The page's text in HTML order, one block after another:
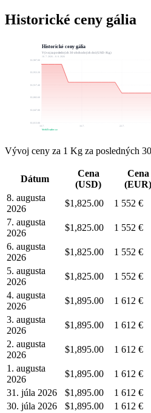
Historické ceny gália
Historické ceny gália
Vývoj za posledných 30 obchodných dní (USD / Kg)
10. 7. 2026 – 8. 8. 2026
$1,847.80
$1,882.60
$1,917.40
$1,952.20
$1,987.00
10.7. 16.7. 22.7.
WebTrader.cz
Vývoj ceny za 1 Kg za posledných
Dátum
Cena
(USD)
Cena
(EUR)
8. augusta
2026
$1,825.00 1 552 €
7. augusta
2026
$1,825.00 1 552 €
6. augusta
2026
$1,825.00 1 552 €
5. augusta
2026
$1,825.00 1 552 €
4. augusta
2026
$1,895.00 1 612 €
3. augusta
2026
$1,895.00 1 612 €
2. augusta
2026
$1,895.00 1 612 €
1. augusta
2026
$1,895.00 1 612 €
31. júla 2026
$1,895.00 1 612 €
30. júla 2026
$1,895.00 1 612 €